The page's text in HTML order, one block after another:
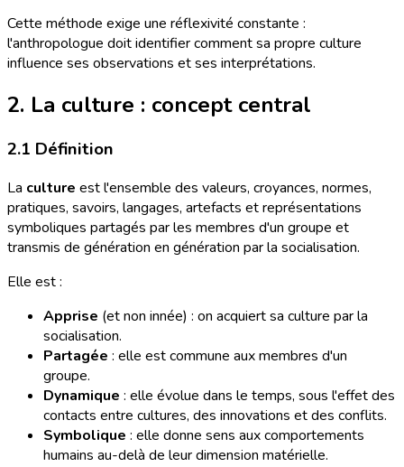
Cette méthode exige une réflexivité constante :
l'anthropologue doit identifier comment sa propre culture
influence ses observations et ses interprétations.
2. La culture : concept central
2.1 Définition
La culture est l'ensemble des valeurs, croyances, normes,
pratiques, savoirs, langages, artefacts et représentations
symboliques partagés par les membres d'un groupe et
transmis de génération en génération par la socialisation.
Elle est :
Apprise (et non innée) : on acquiert sa culture par la
socialisation.
Partagée : elle est commune aux membres d'un
groupe.
Dynamique : elle évolue dans le temps, sous l'effet des
contacts entre cultures, des innovations et des conflits.
Symbolique : elle donne sens aux comportements
humains au-delà de leur dimension matérielle.